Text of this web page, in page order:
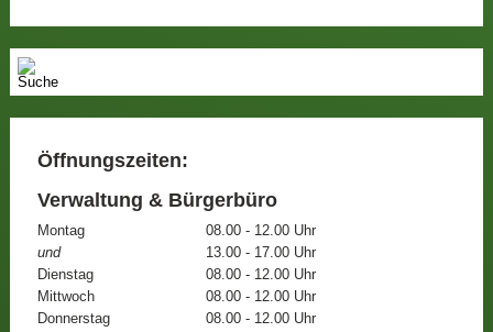
Öffnungszeiten:
Verwaltung & Bürgerbüro
Montag
08.00 - 12.00 Uhr
und
13.00 - 17.00 Uhr
Dienstag
08.00 - 12.00 Uhr
Mittwoch
08.00 - 12.00 Uhr
Donnerstag
08.00 - 12.00 Uhr